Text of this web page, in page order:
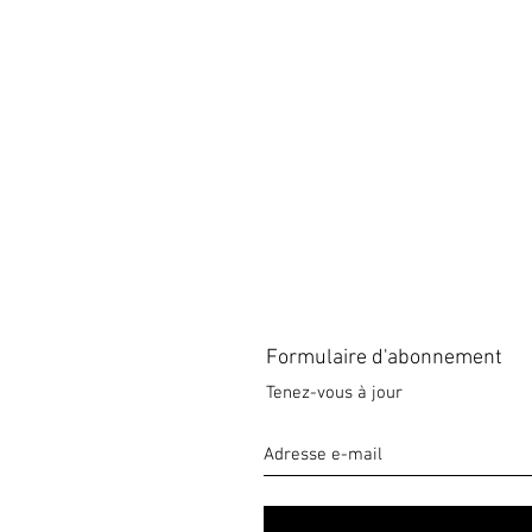
Formulaire d'abonnement
Tenez-vous à jour